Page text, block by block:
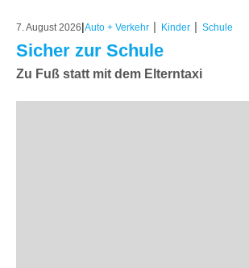
7. August 2026|Auto + Verkehr | Kinder | Schule
Sicher zur Schule
Zu Fuß statt mit dem Elterntaxi